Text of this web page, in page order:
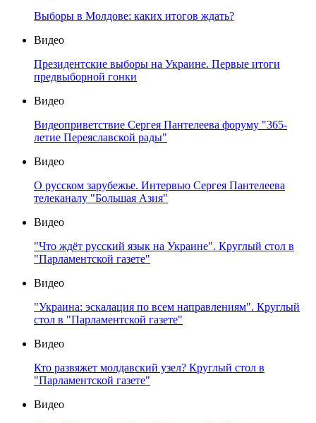
Выборы в Молдове: каких итогов ждать?
Видео
Президентские выборы на Украине. Первые итоги
предвыборной гонки
Видео
Видеоприветствие Сергея Пантелеева форуму "365-
летие Переяславской рады"
Видео
О русском зарубежье. Интервью Сергея Пантелеева
телеканалу "Большая Азия"
Видео
"Что ждёт русский язык на Украине". Круглый стол в
"Парламентской газете"
Видео
"Украина: эскалация по всем направлениям". Круглый
стол в "Парламентской газете"
Видео
Кто развяжет молдавский узел? Круглый стол в
"Парламентской газете"
Видео